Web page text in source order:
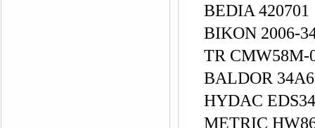
BEDIA 420701
BIKON 2006-
TR CMW58M-
BALDOR
HYDAC
METRIC